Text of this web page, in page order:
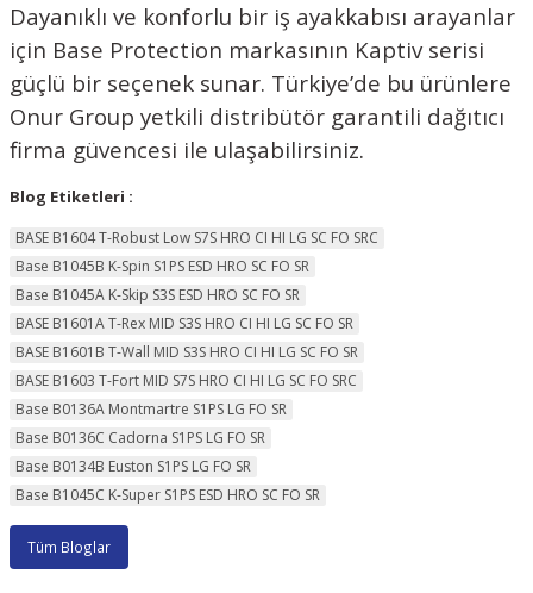
Dayanıklı ve konforlu bir iş ayakkabısı arayanlar
için Base Protection markasının Kaptiv serisi
güçlü bir seçenek sunar. Türkiye’de bu ürünlere
Onur Group yetkili distribütör garantili dağıtıcı
firma güvencesi ile ulaşabilirsiniz.
Blog Etiketleri :
BASE B1604 T-Robust Low S7S HRO CI HI LG SC FO SRC
Base B1045B K-Spin S1PS ESD HRO SC FO SR
Base B1045A K-Skip S3S ESD HRO SC FO SR
BASE B1601A T-Rex MID S3S HRO CI HI LG SC FO SR
BASE B1601B T-Wall MID S3S HRO CI HI LG SC FO SR
BASE B1603 T-Fort MID S7S HRO CI HI LG SC FO SRC
Base B0136A Montmartre S1PS LG FO SR
Base B0136C Cadorna S1PS LG FO SR
Base B0134B Euston S1PS LG FO SR
Base B1045C K-Super S1PS ESD HRO SC FO SR
Tüm Bloglar